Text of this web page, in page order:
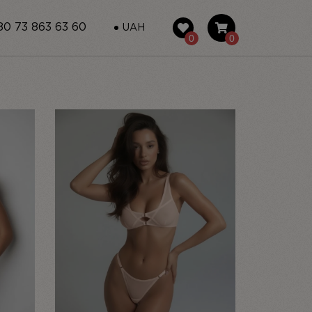
0
0
UAH
73 863 63 60